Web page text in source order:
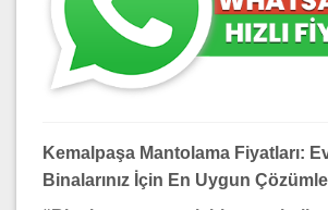
Kemalpaşa Mantolama Fiyatları:
Binalarınız İçin En Uygun